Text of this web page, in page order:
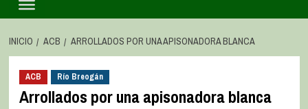
INICIO ACB ARROLLADOS POR UNA APISONADORA BLANCA
ACB Río Breogán
Arrollados por una apisonadora blanca